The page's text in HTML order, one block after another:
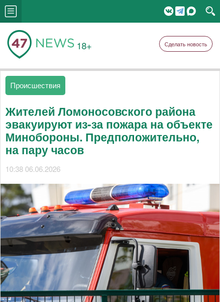
18+ Сделать новость
Происшествия
Жителей Ломоносовского района
эвакуируют из-за пожара на объекте
Минобороны. Предположительно,
на пару часов
10:38 06.06.2026